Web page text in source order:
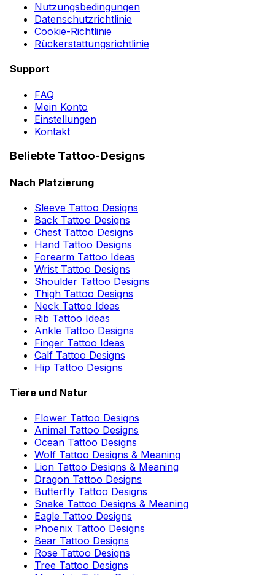
Nutzungsbedingungen
Datenschutzrichtlinie
Cookie-Richtlinie
Rückerstattungsrichtlinie
Support
FAQ
Mein Konto
Einstellungen
Kontakt
Beliebte Tattoo-Designs
Nach Platzierung
Sleeve Tattoo Designs
Back Tattoo Designs
Chest Tattoo Designs
Hand Tattoo Designs
Forearm Tattoo Ideas
Wrist Tattoo Designs
Shoulder Tattoo Designs
Thigh Tattoo Designs
Neck Tattoo Ideas
Rib Tattoo Ideas
Ankle Tattoo Designs
Finger Tattoo Ideas
Calf Tattoo Designs
Hip Tattoo Designs
Tiere und Natur
Flower Tattoo Designs
Animal Tattoo Designs
Ocean Tattoo Designs
Wolf Tattoo Designs & Meaning
Lion Tattoo Designs & Meaning
Dragon Tattoo Designs
Butterfly Tattoo Designs
Snake Tattoo Designs & Meaning
Eagle Tattoo Designs
Phoenix Tattoo Designs
Bear Tattoo Designs
Rose Tattoo Designs
Tree Tattoo Designs